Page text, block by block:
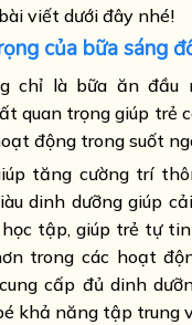
viết dưới đây nhé!
của bữa sáng
chỉ là bữa ăn đầu
quan trọng giúp trẻ
động trong suốt
tăng cường trí
dinh dưỡng giúp
tập, giúp trẻ tự
trong các hoạt
cấp đủ dinh
khả năng tập trung